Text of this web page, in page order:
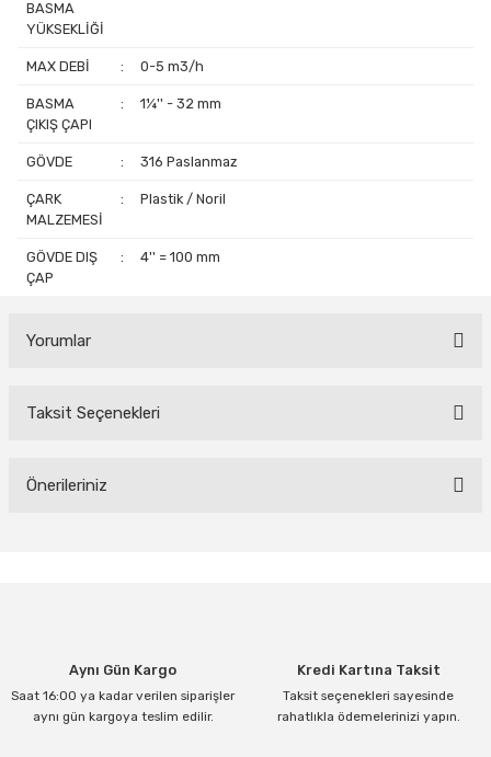
BASMA
YÜKSEKLİĞİ
MAX DEBİ : 0-5 m3/h
BASMA
ÇIKIŞ ÇAPI
: 1¼'' - 32 mm
GÖVDE : 316 Paslanmaz
ÇARK
MALZEMESİ
: Plastik / Noril
GÖVDE DIŞ
ÇAP
: 4'' = 100 mm
Yorumlar
Bu ürüne ilk yorumu siz yapın!
Taksit Seçenekleri
Önerileriniz
Ürün açıklamasında eksik bilgiler bulunuyor.
Ürün bilgilerinde hatalar bulunuyor.
Aynı Gün Kargo
Saat 16:00 ya kadar verilen siparişler
aynı gün kargoya teslim edilir.
Kredi Kartına Taksit
Taksit seçenekleri sayesinde
rahatlıkla ödemelerinizi yapın.